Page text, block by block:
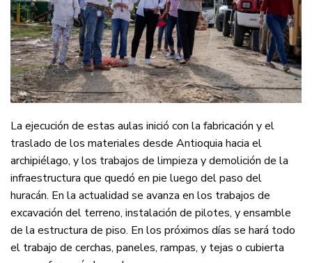
La ejecución de estas aulas inició con la fabricación y el
traslado de los materiales desde Antioquia hacia el
archipiélago, y los trabajos de limpieza y demolición de la
infraestructura que quedó en pie luego del paso del
huracán. En la actualidad se avanza en los trabajos de
excavación del terreno, instalación de pilotes, y ensamble
de la estructura de piso. En los próximos días se hará todo
el trabajo de cerchas, paneles, rampas, y tejas o cubierta